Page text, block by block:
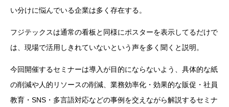
い分けに悩んでいる企業は多く存在する。
フジテックスは通常の看板と同様にポスターを表示してるだけで
は、現場で活用しきれていないという声を多く聞くと説明。
今回開催するセミナーは導入が目的にならないよう、具体的な紙
の削減や人的リソースの削減、業務効率化・効果的な販促・社員
教育・SNS・多言語対応などの事例を交えながら解説するセミナ